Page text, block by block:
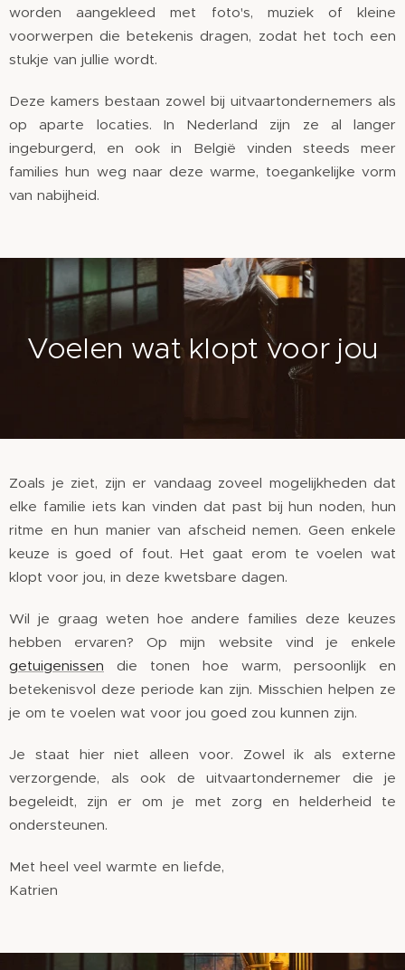
worden aangekleed met foto's, muziek of kleine
voorwerpen die betekenis dragen, zodat het toch een
stukje van jullie wordt.
Deze kamers bestaan zowel bij uitvaartondernemers als
op aparte locaties. In Nederland zijn ze al langer
ingeburgerd, en ook in België vinden steeds meer
families hun weg naar deze warme, toegankelijke vorm
van nabijheid.
Voelen wat klopt voor jou
Zoals je ziet, zijn er vandaag zoveel mogelijkheden dat
elke familie iets kan vinden dat past bij hun noden, hun
ritme en hun manier van afscheid nemen. Geen enkele
keuze is goed of fout. Het gaat erom te voelen wat
klopt voor jou, in deze kwetsbare dagen.
Wil je graag weten hoe andere families deze keuzes
hebben ervaren? Op mijn website vind je enkele
getuigenissen die tonen hoe warm, persoonlijk en
betekenisvol deze periode kan zijn. Misschien helpen ze
je om te voelen wat voor jou goed zou kunnen zijn.
Je staat hier niet alleen voor. Zowel ik als externe
verzorgende, als ook de uitvaartondernemer die je
begeleidt, zijn er om je met zorg en helderheid te
ondersteunen.
Met heel veel warmte en liefde,
Katrien